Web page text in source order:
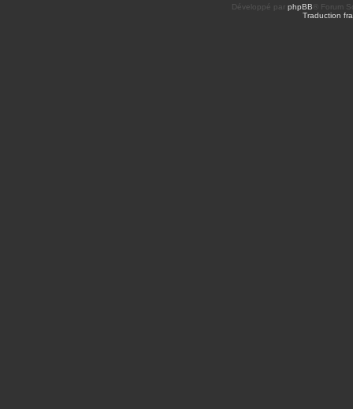
Développé par phpBB ® Forum
Traduction